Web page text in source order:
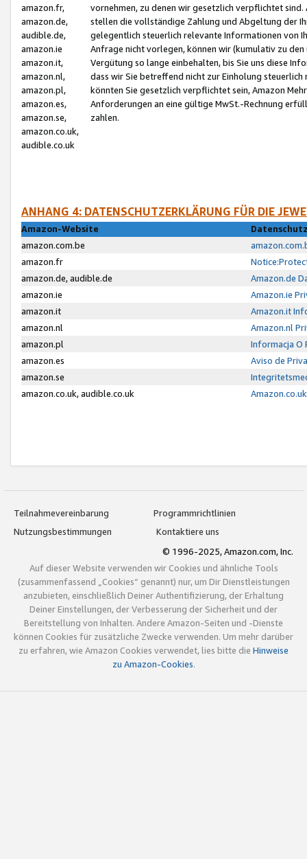
amazon.fr,
amazon.de,
audible.de,
amazon.ie
amazon.it,
amazon.nl,
amazon.pl,
amazon.es,
amazon.se,
amazon.co.uk,
audible.co.uk
vornehmen, zu denen wir gesetzlich verpflichtet
stellen die vollständige Zahlung und Abgeltung der
gelegentlich steuerlich relevante Informationen von
Anfrage nicht vorlegen, können wir (kumulativ zu
Vergütung so lange einbehalten, bis Sie uns diese
dass wir Sie betreffend nicht zur Einholung
könnten Sie gesetzlich verpflichtet sein, Amazon
Anforderungen an eine gültige MwSt.-Rechnung
zahlen.
ANHANG 4: DATENSCHUTZERKLÄRUNG FÜR DIE
Amazon-Website
amazon.com.be
amazon.fr
amazon.de, audible.de
Amazon.de
amazon.ie
Amazon.ie
amazon.it
Amazon.it
amazon.nl
Amazon.nl
amazon.pl
Informacja O
amazon.es
Aviso de
amazon.se
amazon.co.uk, audible.co.uk
Teilnahmevereinbarung
Programmrichtlinien
Nutzungsbestimmungen
Kontaktiere uns
© 1996-2025, Amazon.com, Inc.
Auf dieser Website verwenden wir Cookies und ähnliche Tools
(zusammenfassend „Cookies“ genannt) nur, um Dir Dienstleistungen
anzubieten, einschließlich Deiner Authentifizierung, der Erhaltung
Deiner Einstellungen, der Verbesserung der Sicherheit und der
Bereitstellung von Inhalten. Andere Amazon-Seiten und -Dienste
können Cookies für zusätzliche Zwecke verwenden. Um mehr darüber
zu erfahren, wie Amazon Cookies verwendet, lies bitte die Hinweise
zu Amazon-Cookies.